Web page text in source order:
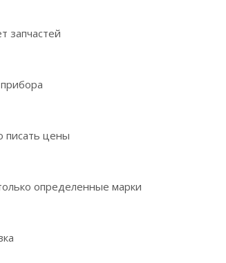
запчастей
писать цены
определенные марки